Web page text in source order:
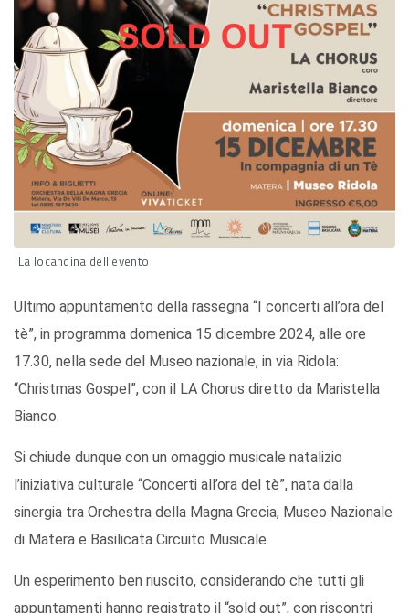
La locandina dell'evento
Ultimo appuntamento della rassegna “I concerti all’ora del
tè”, in programma domenica 15 dicembre 2024, alle ore
17.30, nella sede del Museo nazionale, in via Ridola:
“Christmas Gospel”, con il LA Chorus diretto da Maristella
Bianco.
Si chiude dunque con un omaggio musicale natalizio
l’iniziativa culturale “Concerti all’ora del tè”, nata dalla
sinergia tra Orchestra della Magna Grecia, Museo Nazionale
di Matera e Basilicata Circuito Musicale.
Un esperimento ben riuscito, considerando che tutti gli
appuntamenti hanno registrato il “sold out”, con riscontri